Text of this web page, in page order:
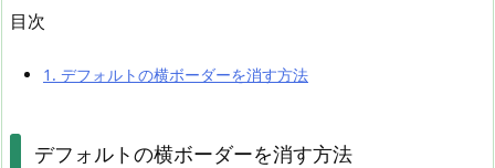
目次
1. デフォルトの横ボーダーを消す方法
デフォルトの横ボーダーを消す方法